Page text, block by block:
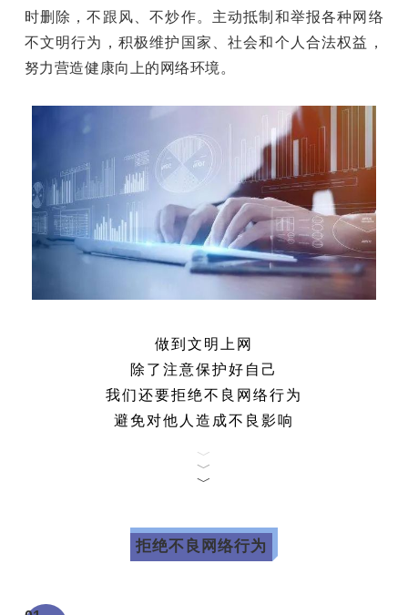
时删除，不跟风、不炒作。主动抵制和举报各种网络
不文明行为，积极维护国家、社会和个人合法权益，
努力营造健康向上的网络环境。
做到文明上网
除了注意保护好自己
我们还要拒绝不良网络行为
避免对他人造成不良影响
﹀
﹀
﹀
拒绝不良网络行为